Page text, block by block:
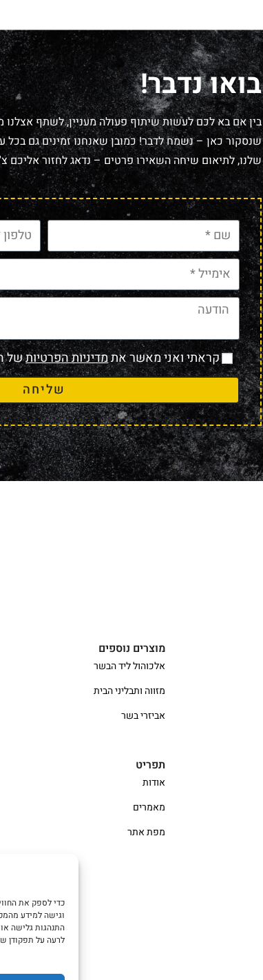
וגישה למידע
התנהגות גלישה
לרעה על תפקודן
בואו נדבר!
בין אם בא לכם לעשות שיתוף פעולה מעניין, לשתף
שנסקור כאן – נשמח לדבר! כמובן שאנחנו זמינים גם בכל
שלנו, לתיאום שיחה השאירו פרטים – נדאג לחזור אליכם
קראתי ואני מאשר אתמדיניות הפרטיותשל
שליחה
מוצרים נוספים
אלכוהול ליד הבשר
מזווה ותבליני הבית
אביזרי בשר
תפריט
אודות
מאמרים
מפת אתר